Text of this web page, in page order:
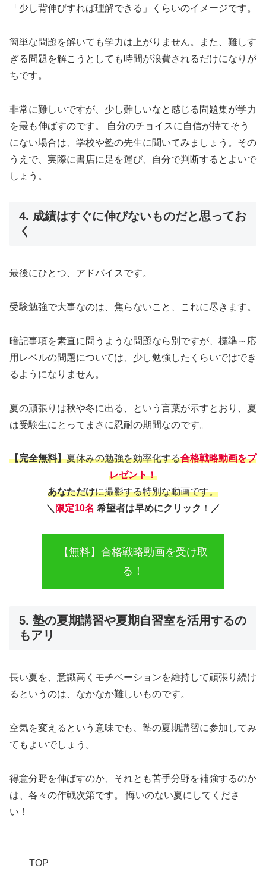
「少し背伸びすれば理解できる」くらいのイメージです。
簡単な問題を解いても学力は上がりません。また、難しす
ぎる問題を解こうとしても時間が浪費されるだけになりが
ちです。
非常に難しいですが、少し難しいなと感じる問題集が学力
を最も伸ばすのです。 自分のチョイスに自信が持てそう
にない場合は、学校や塾の先生に聞いてみましょう。その
うえで、実際に書店に足を運び、自分で判断するとよいで
しょう。
4. 成績はすぐに伸びないものだと思ってお
く
最後にひとつ、アドバイスです。
受験勉強で大事なのは、焦らないこと、これに尽きます。
暗記事項を素直に問うような問題なら別ですが、標準～応
用レベルの問題については、少し勉強したくらいではでき
るようになりません。
夏の頑張りは秋や冬に出る、という言葉が示すとおり、夏
は受験生にとってまさに忍耐の期間なのです。
【完全無料】夏休みの勉強を効率化する合格戦略動画をプ
レゼント！
あなただけに撮影する特別な動画です。
＼ 限定10名 希望者は早めにクリック ！ ／
【無料】合格戦略動画を受け取
る！
5. 塾の夏期講習や夏期自習室を活用するの
もアリ
長い夏を、意識高くモチベーションを維持して頑張り続け
るというのは、なかなか難しいものです。
空気を変えるという意味でも、塾の夏期講習に参加してみ
てもよいでしょう。
得意分野を伸ばすのか、それとも苦手分野を補強するのか
は、各々の作戦次第です。 悔いのない夏にしてくださ
い！
TOP